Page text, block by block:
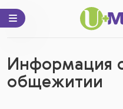
Информация
общежитии